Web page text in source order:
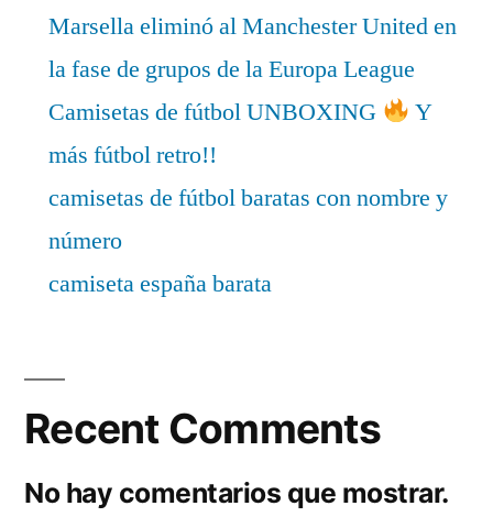
Marsella eliminó al Manchester United en
la fase de grupos de la Europa League
Camisetas de fútbol UNBOXING
Y
más fútbol retro!!
camisetas de fútbol baratas con nombre y
número
camiseta españa barata
Recent Comments
No hay comentarios que mostrar.